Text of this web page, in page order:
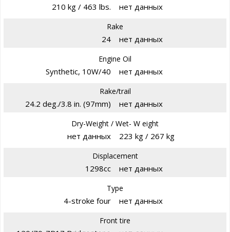
210 kg / 463 lbs. нет данных
Rake
24 нет данных
Engine Oil
Synthetic, 10W/40 нет данных
Rake/trail
24.2 deg./3.8 in. (97mm) нет данных
Dry-Weight / Wet- W eight
нет данных 223 kg / 267 kg
Displacement
1298cc нет данных
Type
4-stroke four нет данных
Front tire